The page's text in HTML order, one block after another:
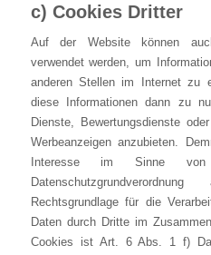
c) Cookies Dritter
Auf der Website können
verwendet werden, um
anderen Stellen im Internet zu
diese Informationen dann zu
Dienste, Bewertungsdienste
Werbeanzeigen anzubieten.
Interesse im Sinne
Rechtsgrundlage für die
Daten durch Dritte im
Cookies ist Art. 6 Abs. 1 f)